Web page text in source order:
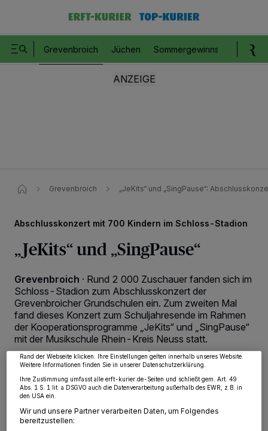
Grevenbroich Jüchen Sommergewinnspiel
Grevenbroich „JeKits“ und „SingPause“:
Abschlusskonzert mit 700 Kindern im Schloss-Stadion
„JeKits“ und „SingPause“
Grevenbroich · Rund 2 000 Zuschauer fanden sich im
Schloss-Stadion zum Abschlusskonzert der
Grevenbroicher Grundschulen ein. Zum zweiten Mal
fand dieses Konzert zum Schuljahresende im Rahmen
der Kooperationsprogramme „JeKits“ und „SingPause“
mit der Musikschule Rhein-Kreis Neuss statt.
14.06.2024 , 12:25 Uhr Eine Minute Lesezeit
Wir und unsere218-Partner speichern und greifen auf personenbezogene Daten
von OK aktivieren Sie Tracking-Technologien für die unter „Wir und unsere
Partner verarbeiten Daten, um Ihnen Dienste bereitzustellen“ aufgeführten
Zwecke. Wenn Tracker deaktiviert sind, sind manche Inhalte und Anzeigen
möglicherweise nicht mehr so relevant für Sie. Sie können dieses Menü jederzeit
wieder aufrufen, um Ihre Einstellungen zu ändern oder Ihre Einwilligung zu
Rand der Webseite klicken. Ihre Einstellungen gelten innerhalb unseres Website.
Weitere Informationen finden Sie in unserer Datenschutzerklärung.
Ihre Zustimmung umfasst alle erft-kurier.de-Seiten und schließt gem. Art. 49
Abs. 1 S. 1 lit. a DSGVO auch die Datenverarbeitung außerhalb des EWR, z.B. in
den USA ein.
Wir und unsere Partner verarbeiten Daten, um Folgendes
bereitzustellen: